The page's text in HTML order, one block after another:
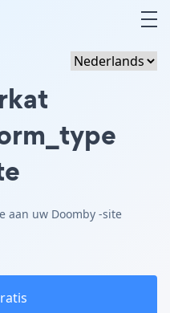
aan uw Doomby -site